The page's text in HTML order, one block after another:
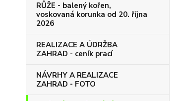
RŮŽE - balený kořen,
voskovaná korunka od 20. října
2026
REALIZACE A ÚDRŽBA
ZAHRAD - ceník prací
NÁVRHY A REALIZACE
ZAHRAD - FOTO